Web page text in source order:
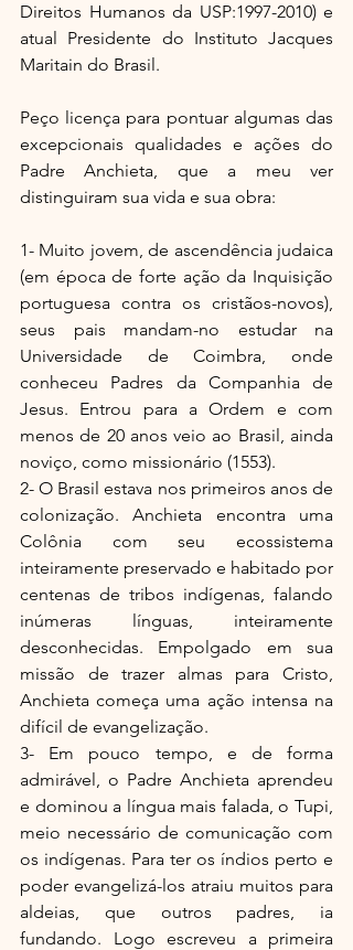
Direitos Humanos da USP:1997-2010) e
atual Presidente do Instituto Jacques
Maritain do Brasil.
Peço licença para pontuar algumas das
excepcionais qualidades e ações do
Padre Anchieta, que a meu ver
distinguiram sua vida e sua obra:
1- Muito jovem, de ascendência judaica
(em época de forte ação da Inquisição
portuguesa contra os cristãos-novos),
seus pais mandam-no estudar na
Universidade de Coimbra, onde
conheceu Padres da Companhia de
Jesus. Entrou para a Ordem e com
menos de 20 anos veio ao Brasil, ainda
noviço, como missionário (1553).
2- O Brasil estava nos primeiros anos de
colonização. Anchieta encontra uma
Colônia com seu ecossistema
inteiramente preservado e habitado por
centenas de tribos indígenas, falando
inúmeras línguas, inteiramente
desconhecidas. Empolgado em sua
missão de trazer almas para Cristo,
Anchieta começa uma ação intensa na
difícil de evangelização.
3- Em pouco tempo, e de forma
admirável, o Padre Anchieta aprendeu
e dominou a língua mais falada, o Tupi,
meio necessário de comunicação com
os indígenas. Para ter os índios perto e
poder evangelizá-los atraiu muitos para
aldeias, que outros padres, ia
fundando. Logo escreveu a primeira